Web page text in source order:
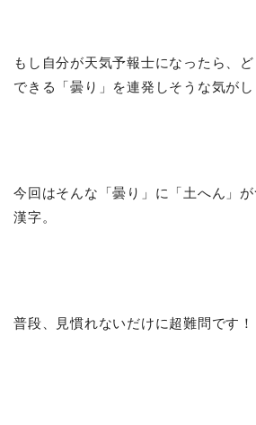
もし自分が天気予報士になったら、
できる「曇り」を連発しそうな気が
今回はそんな「曇り」に「土へん」
漢字。
普段、見慣れないだけに超難問です！